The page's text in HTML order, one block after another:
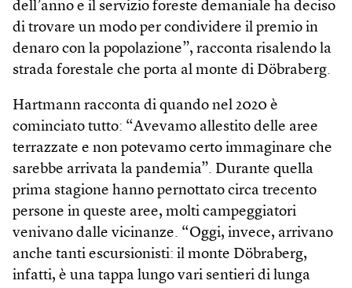
dell’anno e il servizio foreste demaniale ha deciso
di trovare un modo per condividere il premio in
denaro con la popolazione”, racconta risalendo la
strada forestale che porta al monte di Döbraberg.
Hartmann racconta di quando nel 2020 è
cominciato tutto: “Avevamo allestito delle aree
terrazzate e non potevamo certo immaginare che
sarebbe arrivata la pandemia”. Durante quella
prima stagione hanno pernottato circa trecento
persone in queste aree, molti campeggiatori
venivano dalle vicinanze. “Oggi, invece, arrivano
anche tanti escursionisti: il monte Döbraberg,
infatti, è una tappa lungo vari sentieri di lunga